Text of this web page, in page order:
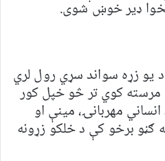
ډیر خوښ شوی.
یو زړه سواند سړي رول لري
کوي تر څو خپل کور
مهربانۍ، مینې او
ګڼو برخو کې د خلکو زړونه